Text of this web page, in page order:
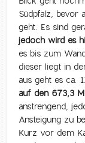
Südpfalz, bevor
geht. Es sind
jedoch wird es
es bis zum
dieser liegt in
aus geht es ca.
auf den 673,3
anstrengend,
Ansteigung zu
Kurz vor dem